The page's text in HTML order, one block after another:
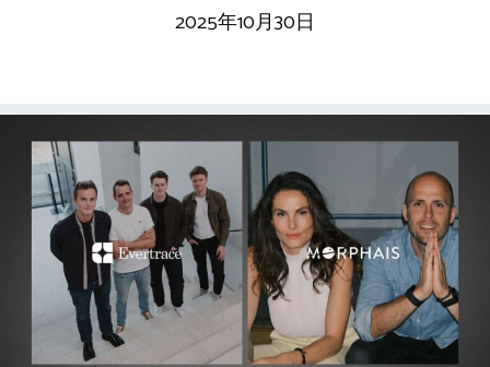
2025年10月30日